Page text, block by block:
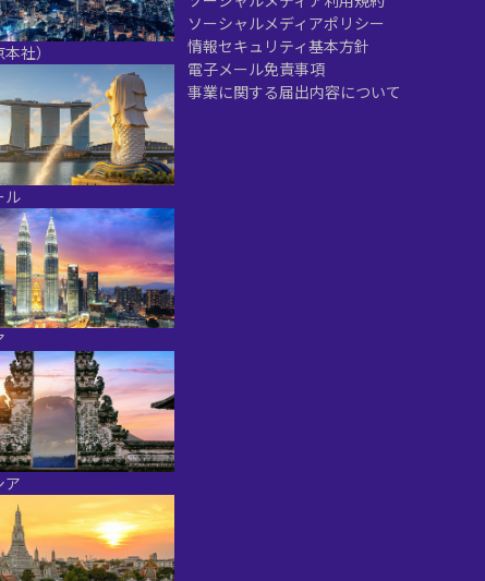
社）
ル
ア
ソーシャルメディアポリシー
情報セキュリティ基本方針
電子メール免責事項
事業に関する届出内容について